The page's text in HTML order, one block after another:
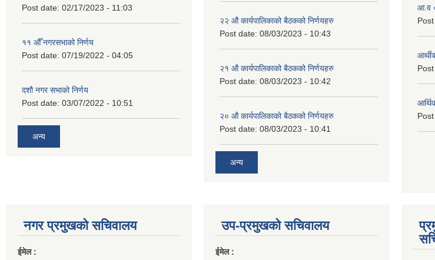
Post date: 02/17/2023 - 11:03
११ ‌औँ नगरसभाको निर्णय
Post date: 07/19/2022 - 04:05
दशौ नगर सभाको निर्णय
Post date: 03/07/2022 - 10:51
अन्य
२‍२ औ कार्यपालिकाको बैठकको निर्णयहरु
Post date: 08/03/2023 - 10:43
२‍१ औ कार्यपालिकाको बैठकको निर्णयहरु
Post date: 08/03/2023 - 10:42
२‍० औ कार्यपालिकाको बैठकको निर्णयहरु
Post date: 08/03/2023 - 10:41
अन्य
आ.व
नगर प्रमुखको सचिवालय
ईमेल :
उप-प्रमुखको सचिवालय
ईमेल :